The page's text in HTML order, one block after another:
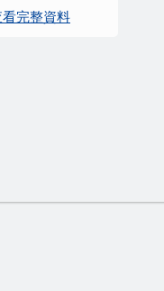
完整資料